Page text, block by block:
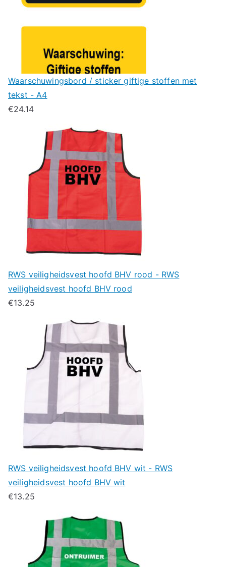
Waarschuwingsbord / sticker giftige stoffen met
tekst - A4
€24.14
RWS veiligheidsvest hoofd BHV rood - RWS
veiligheidsvest hoofd BHV rood
€13.25
RWS veiligheidsvest hoofd BHV wit - RWS
veiligheidsvest hoofd BHV wit
€13.25